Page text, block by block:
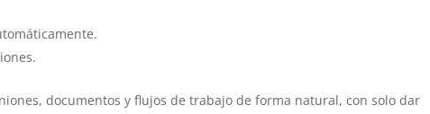
documentos y flujos de trabajo de forma natural, con solo dar